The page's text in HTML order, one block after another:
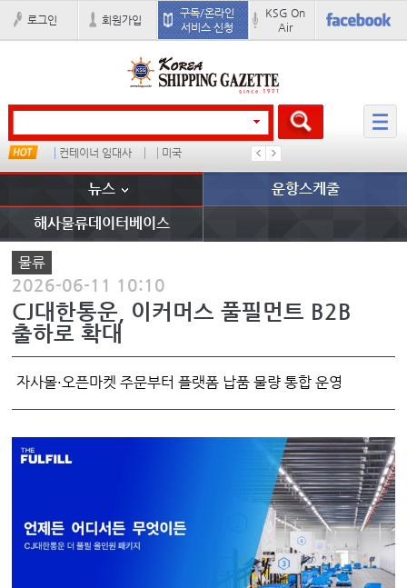
로그인 회원가입
구독/온라인
서비스 신청
KSG On
Air
컨테이너 임대사 미국 �
뉴스 운항스케줄
해사물류데이터베이스
물류
2026-06-11 10:10
CJ대한통운, 이커머스 풀필먼트 B2B
출하로 확대
자사몰·오픈마켓 주문부터 플랫폼 납품 물량 통합 운영